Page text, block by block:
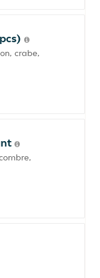
crabe,